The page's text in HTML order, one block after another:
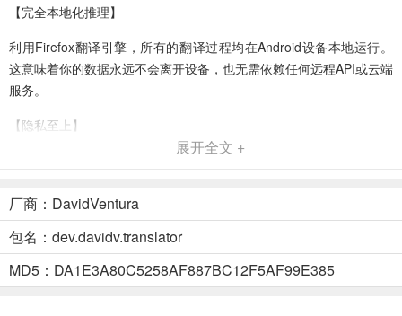
【完全本地化推理】
利用Firefox翻译引擎，所有的翻译过程均在Android设备本地运行。
这意味着你的数据永远不会离开设备，也无需依赖任何远程API或云端
服务。
【隐私至上】
由于具备零云端交互的特性，该应用不收集、不上传任何翻译历史或
【Bergamot引擎驱动】
集成欧盟资助的Bergamot机器学习技术，通过高度优化的模型，在移
动端有限的硬件资源下，依然能提供精准且连贯的语义翻译。
展开全文 +
厂商：DavidVentura
包名：dev.davidv.translator
MD5：DA1E3A80C5258AF887BC12F5AF99E385